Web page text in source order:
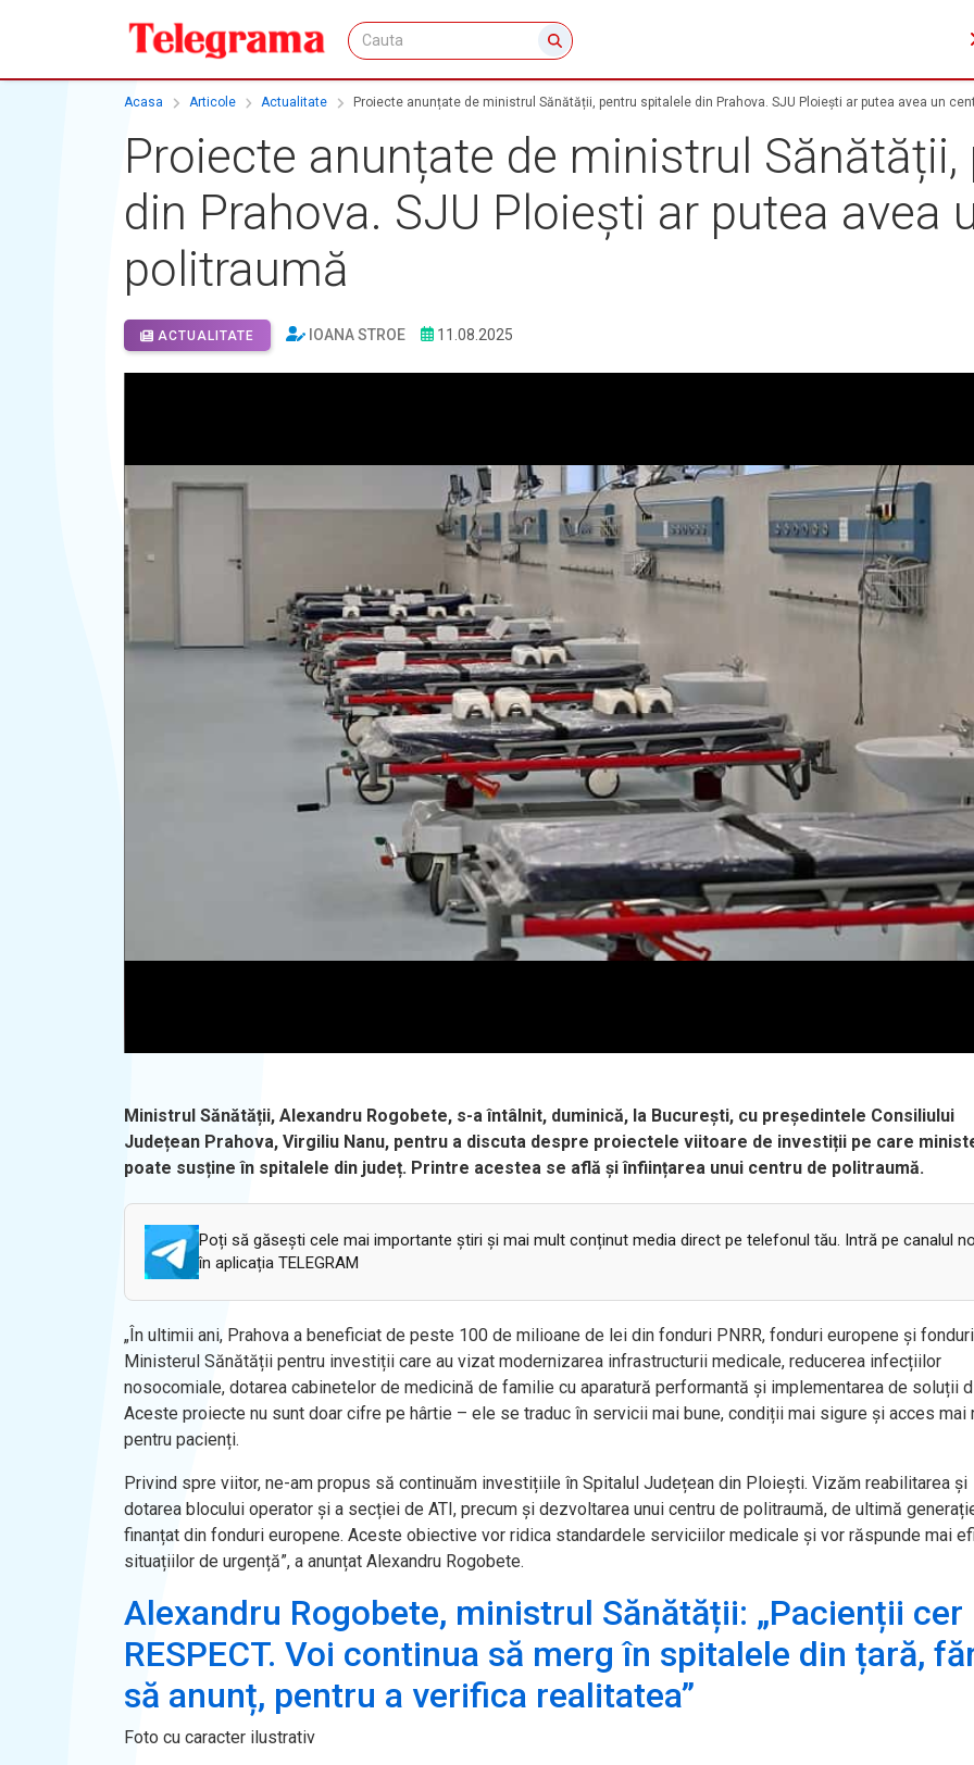
Acasa Articole Actualitate Proiecte anunțate de ministrul Sănătății, pentru spitalele din Prahova. SJU Ploiești ar putea avea un
Proiecte anunțate de ministrul
din Prahova. SJU Ploiești ar putea avea
politraumă
ACTUALITATE IOANA STROE 11.08.2025
Ministrul Sănătății, Alexandru Rogobete, s-a întâlnit, duminică, la București, cu președintele Consiliului
Județean Prahova, Virgiliu Nanu, pentru a discuta despre proiectele viitoare de investiții pe care
poate susține în spitalele din județ. Printre acestea se află și înființarea unui centru de politraumă.
Poți să găsești cele mai importante știri și mai mult conținut media direct pe telefonul tău. Intră pe canalul
în aplicația TELEGRAM
„În ultimii ani, Prahova a beneficiat de peste 100 de milioane de lei din fonduri PNRR, fonduri europene și
Ministerul Sănătății pentru investiții care au vizat modernizarea infrastructurii medicale, reducerea infecțiilor
nosocomiale, dotarea cabinetelor de medicină de familie cu aparatură performantă și implementarea de soluții
Aceste proiecte nu sunt doar cifre pe hârtie – ele se traduc în servicii mai bune, condiții mai sigure și acces mai
pentru pacienți.
Privind spre viitor, ne-am propus să continuăm investițiile în Spitalul Județean din Ploiești. Vizăm reabilitarea și
dotarea blocului operator și a secției de ATI, precum și dezvoltarea unui centru de politraumă, de ultimă
finanțat din fonduri europene. Aceste obiective vor ridica standardele serviciilor medicale și vor răspunde mai
situațiilor de urgență”, a anunțat Alexandru Rogobete.
Alexandru Rogobete, ministrul Sănătății: „Pacienții cer
RESPECT. Voi continua să merg în spitalele din țară,
să anunț, pentru a verifica realitatea”
Foto cu caracter ilustrativ